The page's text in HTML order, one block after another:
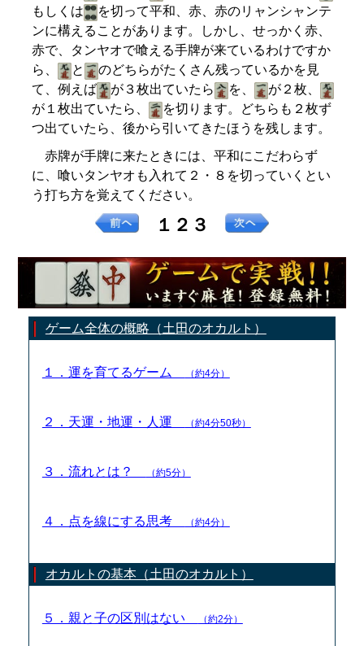
もしくは
を切って平和、赤、赤のリャンシャンテ
ンに構えることがあります。しかし、せっかく赤、
赤で、タンヤオで喰える手牌が来ているわけですか
ら、
と
のどちらがたくさん残っているかを見
て、例えば
が３枚出ていたら を、
が２枚、
が１枚出ていたら、
を切ります。どちらも２枚ず
つ出ていたら、後から引いてきたほうを残します。
赤牌が手牌に来たときには、平和にこだわらず
に、喰いタンヤオも入れて２・８を切っていくとい
う打ち方を覚えてください。
１２３
ゲーム全体の概略（土田のオカルト）
１．運を育てるゲーム （約4分）
２．天運・地運・人運 （約4分50秒）
３．流れとは？ （約5分）
４．点を線にする思考 （約4分）
オカルトの基本（土田のオカルト）
５．親と子の区別はない （約2分）